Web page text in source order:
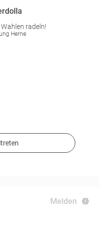
radeln!
Herne
Melden